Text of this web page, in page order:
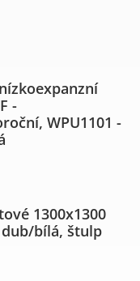
-
WPU1101 -
1300x1300
bílá, štulp